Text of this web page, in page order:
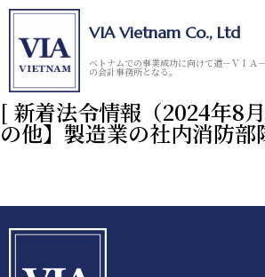
VIA Vietnam Co., Ltd
ベトナムでの事業成功に向けて道－ＶＩＡ
の会計事務所となる。
[ 新着法令情報（2024年8
の他】製造業の社内消防部